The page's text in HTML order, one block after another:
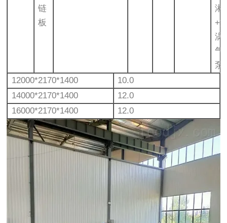
链
板
淋
+
涡
气
泵
12000*2170*1400
10.0
14000*2170*1400
12.0
16000*2170*1400
12.0